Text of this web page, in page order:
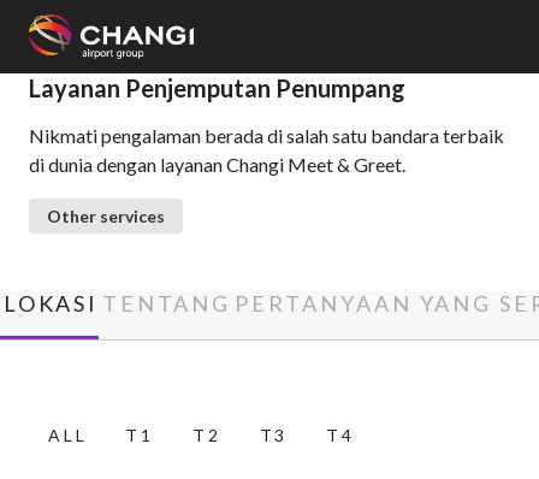
All
Changi
Sites:
Select:
Layanan Penjemputan Penumpang
Nikmati pengalaman berada di salah satu bandara terbaik
di dunia dengan layanan Changi Meet & Greet.
Other services
LOKASI TENTANG PERTANYAAN YANG
ALL T1 T2 T3 T4